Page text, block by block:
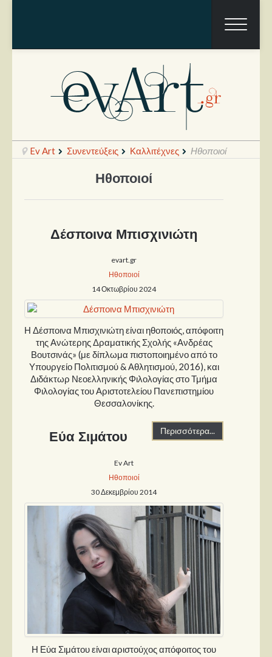
Ραπόρτο
Θέατρο
Συνεντεύξεις
Παρουσιάσεις
Δίσκοι
Σειρές
Ταινίες
Βιβλία
Video News
Εκτός Συνόρων
Νέα
Στήλες
Polls
Small Talk
Blog
Ev Art Συνεντεύξεις Καλλιτέχνες Ηθοποιοί
Ηθοποιοί
Δέσποινα Μπισχινιώτη
evart.gr
Ηθοποιοί
14 Οκτωβρίου 2024
Η Δέσποινα Μπισχινιώτη είναι ηθοποιός, απόφοιτη
της Ανώτερης Δραματικής Σχολής «Ανδρέας
Βουτσινάς» (με δίπλωμα πιστοποιημένο από το
Υπουργείο Πολιτισμού & Αθλητισμού, 2016), και
Διδάκτωρ Νεοελληνικής Φιλολογίας στο Τμήμα
Φιλολογίας του Αριστοτελείου Πανεπιστημίου
Θεσσαλονίκης.
Περισσότερα...
Εύα Σιμάτου
Ev Art
Ηθοποιοί
30 Δεκεμβρίου 2014
Η Εύα Σιμάτου είναι αριστούχος απόφοιτος του